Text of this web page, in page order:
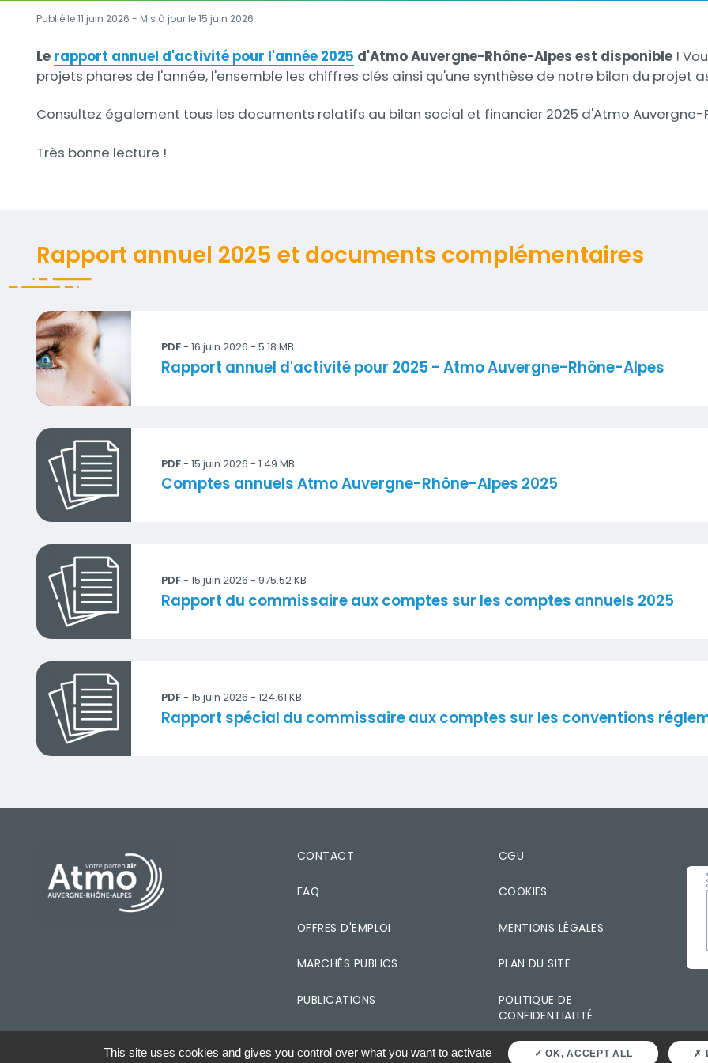
Publié le 11 juin 2026 - Mis à jour le15 juin 2026
Description
Le rapport annuel d'activité pour l'année 2025 d'Atmo Auvergne-Rhône-Alpes est disponible !
projets phares de l'année, l'ensemble les chiffres clés ainsi qu'une synthèse de notre bilan du projet
Consultez également tous les documents relatifs au bilan social et financier 2025 d'Atmo Auvergne-
Très bonne lecture !
Rapport annuel 2025 et documents complémentaires
RapportAnnuel-2025-Atmo-AuvergneRhôneAlpes-VersionWeb.pdf
PDF- 16 juin 2026 - 5.18 MB
Titre
Rapport annuel d'activité pour 2025 - Atmo Auvergne-Rhône-Alpes
Comptes-2025-AtmoAuRA-ComptesAnnuels-Plaquette.pdf
PDF- 15 juin 2026 - 1.49 MB
Titre
Comptes annuels Atmo Auvergne-Rhône-Alpes 2025
Comptes-2025-AtmoAuRA-RapportCommissaireAuxComptes.pdf
PDF- 15 juin 2026 - 975.52 KB
Titre
Rapport du commissaire aux comptes sur les comptes annuels 2025
Comptes-2025-AtmoAuRA-RapportSpecial.pdf
PDF- 15 juin 2026 - 124.61 KB
Titre
Rapport spécial du commissaire aux comptes sur les conventions
PIED DE PAGE CONTACT
FAQ
OFFRES D'EMPLOI
MARCHÉS PUBLICS
PUBLICATIONS
CGU
COOKIES
MENTIONS LÉGALES
PLAN DU SITE
POLITIQUE DE
CONFIDENTIALITÉ
This site uses cookies and gives you control over what you want to activate OK, ACCEPT ALL